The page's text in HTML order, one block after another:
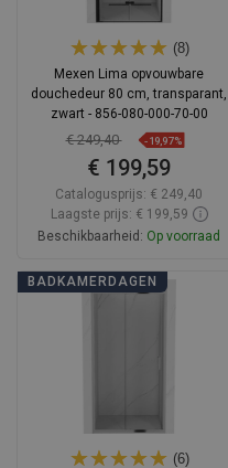
(8)
Mexen Lima opvouwbare
douchedeur 80 cm, transparant,
zwart - 856-080-000-70-00
€ 249,40 -19,97%
€ 199,59
Catalogusprijs: € 249,40
Laagste prijs: € 199,59
Beschikbaarheid: Op voorraad
In winkelwagen
BADKAMERDAGEN
(6)